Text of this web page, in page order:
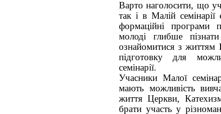
Варто наголосити, що
так і в Малій
формаційні програми
молоді глибше
ознайомитися з життям
підготовку для
семінарії.
Учасники Малої
мають можливість
життя Церкви,
брати участь у